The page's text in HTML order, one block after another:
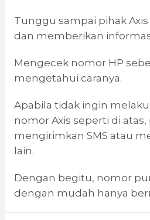
Tunggu sampai pihak
dan memberikan
Mengecek nomor HP
mengetahui caranya.
Apabila tidak ingin
nomor Axis seperti di
mengirimkan SMS atau
lain.
Dengan begitu, nomor
dengan mudah hanya